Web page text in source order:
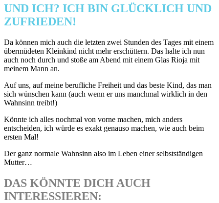
UND ICH? ICH BIN GLÜCKLICH UND
ZUFRIEDEN!
Da können mich auch die letzten zwei Stunden des Tages mit einem
übermüdeten Kleinkind nicht mehr erschüttern. Das halte ich nun
auch noch durch und stoße am Abend mit einem Glas Rioja mit
meinem Mann an.
Auf uns, auf meine berufliche Freiheit und das beste Kind, das man
sich wünschen kann (auch wenn er uns manchmal wirklich in den
Wahnsinn treibt!)
Könnte ich alles nochmal von vorne machen, mich anders
entscheiden, ich würde es exakt genauso machen, wie auch beim
ersten Mal!
Der ganz normale Wahnsinn also im Leben einer selbstständigen
Mutter…
DAS KÖNNTE DICH AUCH
INTERESSIEREN: